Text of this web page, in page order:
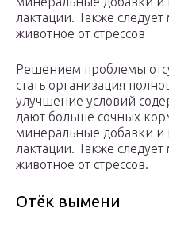
лактации. Также
животное от стрессов
Решением проблемы
стать организация
улучшение условий
дают больше сочных
минеральные добавки и
лактации. Также
животное от стрессов.
Отёк вымени